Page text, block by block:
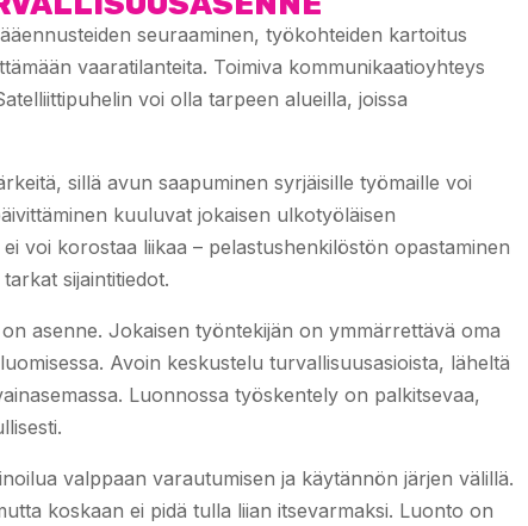
seuraaminen, työkohteiden kartoitus
vaaratilanteita. Toimiva kommunikaatioyhteys
voi olla tarpeen alueilla, joissa
sillä avun saapuminen syrjäisille työmaille voi
kuuluvat jokaisen ulkotyöläisen
voi korostaa liikaa – pelastushenkilöstön opastaminen
sijaintitiedot.
asenne. Jokaisen työntekijän on ymmärrettävä oma
Avoin keskustelu turvallisuusasioista, läheltä
Luonnossa työskentely on palkitsevaa,
valppaan varautumisen ja käytännön järjen välillä.
koskaan ei pidä tulla liian itsevarmaksi. Luonto on